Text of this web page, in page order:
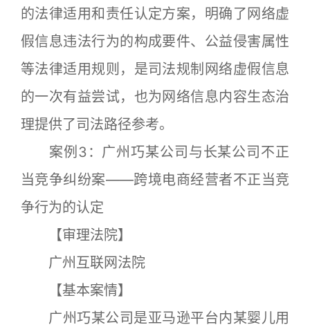
的法律适用和责任认定方案，明确了网络虚
假信息违法行为的构成要件、公益侵害属性
等法律适用规则，是司法规制网络虚假信息
的一次有益尝试，也为网络信息内容生态治
理提供了司法路径参考。
案例3：广州巧某公司与长某公司不正
当竞争纠纷案——跨境电商经营者不正当竞
争行为的认定
【审理法院】
广州互联网法院
【基本案情】
广州巧某公司是亚马逊平台内某婴儿用